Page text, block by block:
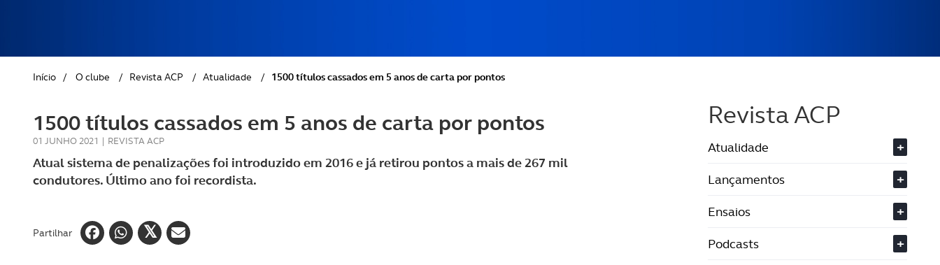
GOLFE
AUTOCARAVANISMO
Início / O clube / Revista ACP / Atualidade / 1500 títulos cassados em 5 anos de carta por pontos
1500 títulos cassados em 5 anos de carta por pontos
01 JUNHO 2021 | REVISTA ACP
Atual sistema de penalizações foi introduzido em 2016 e já retirou pontos a mais de 267 mil
condutores. Último ano foi recordista.
Partilhar
Revista ACP
Atualidade
+
Lançamentos
+
Ensaios
+
Podcasts
+